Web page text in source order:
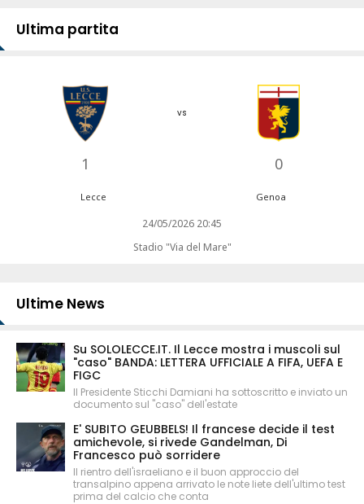
Ultima partita
1
vs
0
Lecce Genoa
24/05/2026 20:45
Stadio "Via del Mare"
Ultime News
Su SOLOLECCE.IT. Il Lecce mostra i muscoli sul
"caso" BANDA: LETTERA UFFICIALE A FIFA, UEFA E
FIGC
Il Presidente Sticchi Damiani ha sottoscritto e inviato un
documento sul "caso" dell'estate
E' SUBITO GEUBBELS! Il francese decide il test
amichevole, si rivede Gandelman, Di
Francesco può sorridere
Il rientro dell'israeliano e il buon approccio del
transalpino appena arrivato le note liete dell'ultimo test
prima del calcio che conta